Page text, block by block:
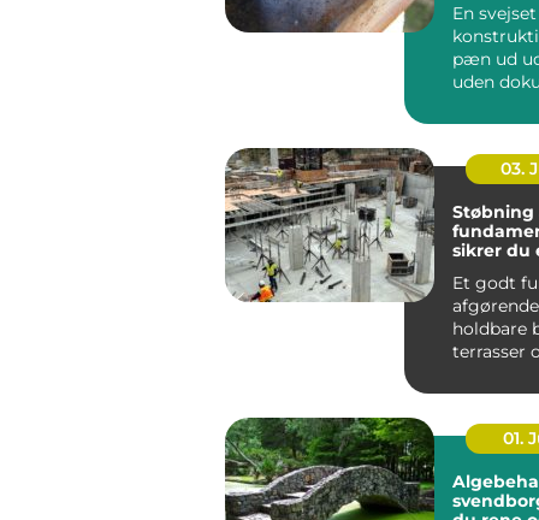
En svejset
pæn ud
uden
om den
03.
Støbning
sikrer du
Et godt
holdbare
terrasser
01.
svendborg sådan